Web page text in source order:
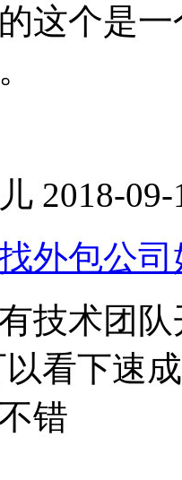
这个是
2018-
外包公司
技术团
看下速
错